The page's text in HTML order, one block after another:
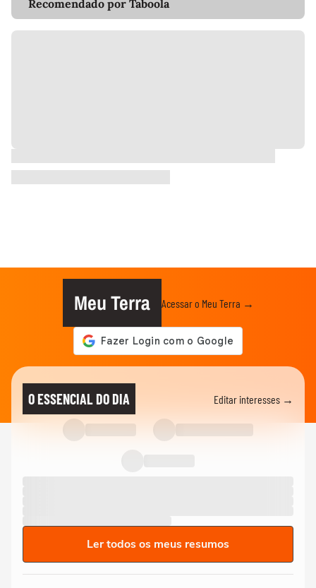
Recomendado por Taboola
Meu Terra Acessar o Meu Terra →
O ESSENCIAL DO DIA Editar interesses →
Ler todos os meus resumos